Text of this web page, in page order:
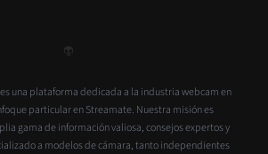
una plataforma dedicada a la industria webcam en
particular en Streamate. Nuestra misión es
gama de información valiosa, consejos expertos y
a modelos de cámara, tanto independientes